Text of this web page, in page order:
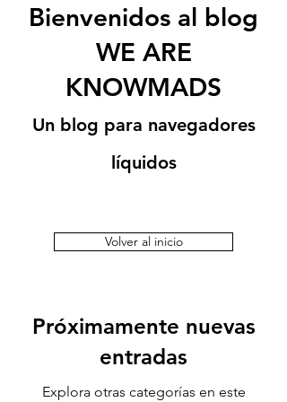
Bienvenidos al blog
WE ARE
KNOWMADS
Un blog para navegadores
líquidos
Volver al inicio
Próximamente nuevas
entradas
Explora otras categorías en este